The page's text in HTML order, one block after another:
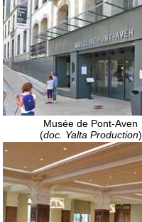
Musée de Pont-Aven
(doc. Yalta Production)